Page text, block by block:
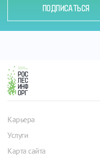
ПОДПИСАТЬСЯ
Карьера
Услуги
Карта сайта